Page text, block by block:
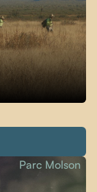
Parc Molson